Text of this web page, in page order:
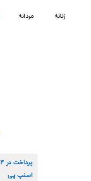
زنانه مردانه
پرداخت در ۴ قسط
اسنپ پی